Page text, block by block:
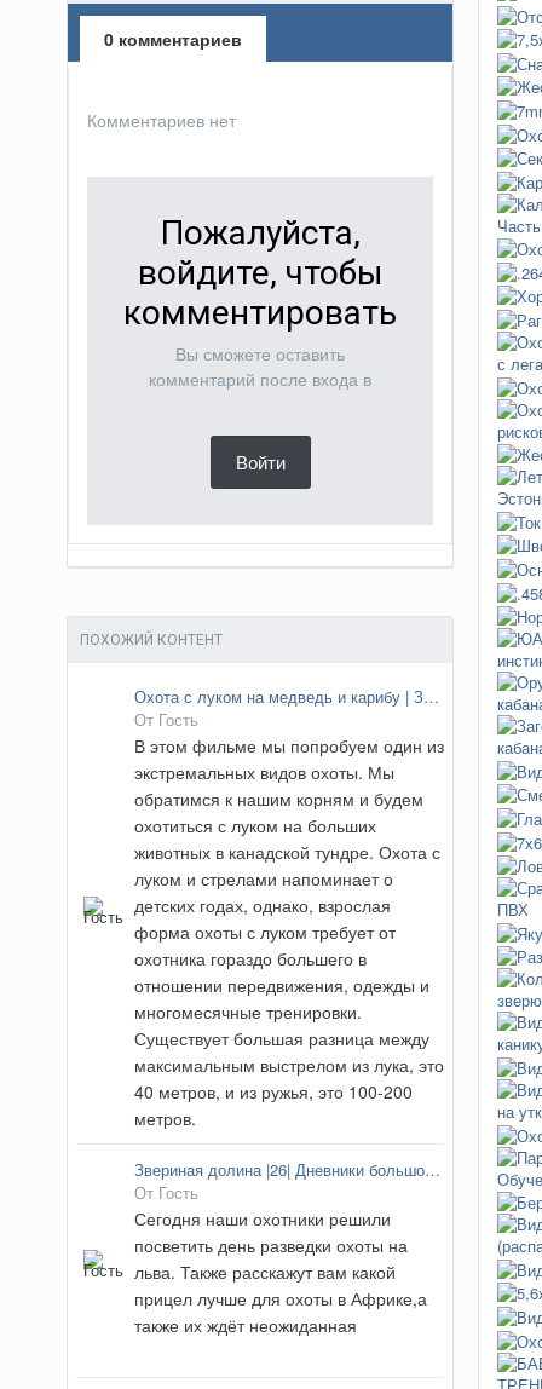
0 комментариев
Комментариев нет
Пожалуйста,
войдите, чтобы
комментировать
Вы сможете оставить
комментарий после входа в
Войти
ПОХОЖИЙ КОНТЕНТ
Охота с луком на медведь и карибу | Записки великого охотника
От Гость
В этом фильме мы попробуем один из
экстремальных видов охоты. Мы
обратимся к нашим корням и будем
охотиться с луком на больших
животных в канадской тундре. Охота с
луком и стрелами напоминает о
детских годах, однако, взрослая
форма охоты с луком требует от
охотника гораздо большего в
отношении передвижения, одежды и
многомесячные тренировки.
Существует большая разница между
максимальным выстрелом из лука, это
40 метров, и из ружья, это 100-200
метров.
Звериная долина |26| Дневники большой охоты
От Гость
Сегодня наши охотники решили
посветить день разведки охоты на
льва. Также расскажут вам какой
прицел лучше для охоты в Африке,а
также их ждёт неожиданная